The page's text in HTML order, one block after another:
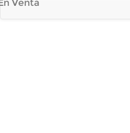
Venta